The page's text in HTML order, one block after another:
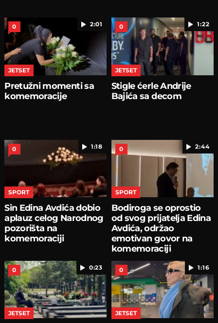
2:01
0
JETSET
Pretužni momenti sa
komemoracije
1:22
0
JETSET
Stigle ćerle Andrije
Bajića sa decom
1:18
0
SPORT
Sin Edina Avdića dobio
aplauz celog Narodnog
pozorišta na
komemoraciji
2:44
0
SPORT
Bodiroga se oprostio
od svog prijatelja Edina
Avdića, održao
emotivan govor na
komemoraciji
0:23
0
JETSET
1:16
0
JETSET